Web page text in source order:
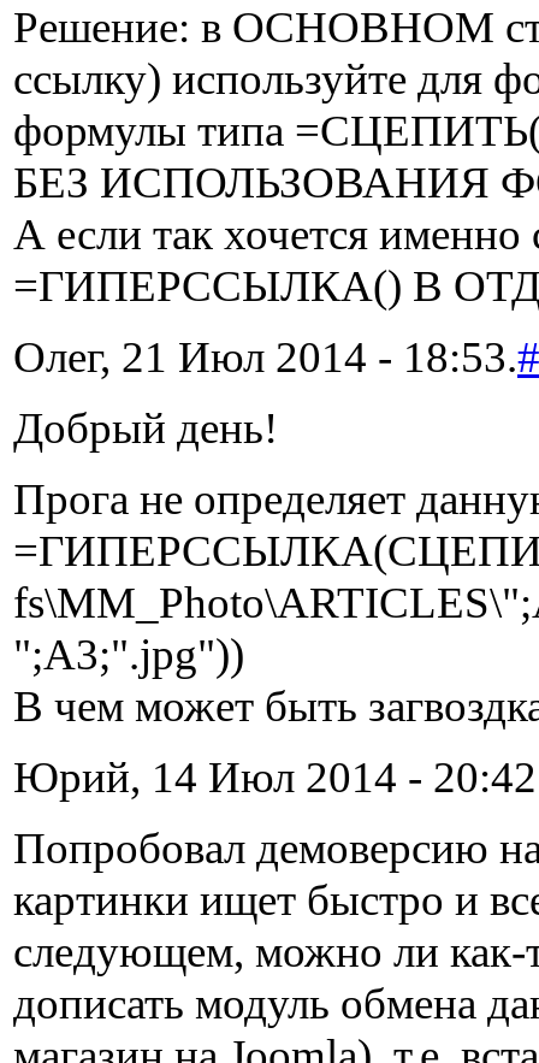
Решение: в ОСНОВНОМ
ссылку) используйте для
формулы типа
БЕЗ ИСПОЛЬЗОВАНИЯ
А если так хочется
=ГИПЕРССЫЛКА() В
Олег, 21 Июл 2014 - 18:53.#
Добрый день!
Прога не определяет
";A3;".jpg"))
В чем может быть
Юрий, 14 Июл 2014 -
Попробовал демоверсию
картинки ищет быстро и
следующем, можно ли как-
дописать модуль обмена